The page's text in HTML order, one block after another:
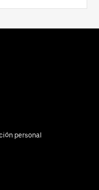
personal